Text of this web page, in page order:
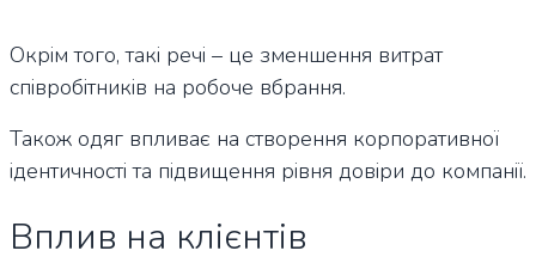
Окрім того, такі речі – це зменшення витрат
співробітників на робоче вбрання.
Також одяг впливає на створення корпоративної
ідентичності та підвищення рівня довіри до компанії.
Вплив на клієнтів